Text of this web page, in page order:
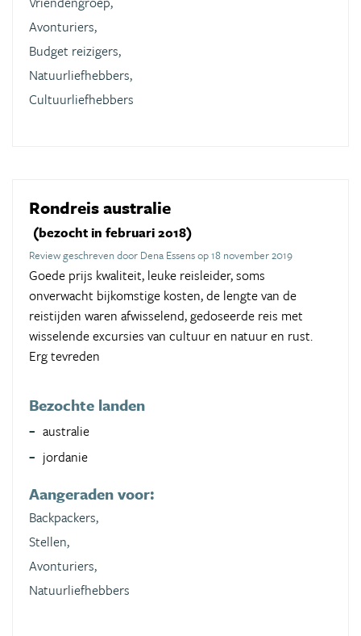
Avonturiers,
Budget reizigers,
Natuurliefhebbers,
Cultuurliefhebbers
Rondreis australie
(bezocht in februari 2018)
Review geschreven door Dena Essens op 18 november 2019
Goede prijs kwaliteit, leuke reisleider, soms
onverwacht bijkomstige kosten, de lengte van de
reistijden waren afwisselend, gedoseerde reis met
wisselende excursies van cultuur en natuur en rust.
Erg tevreden
Bezochte landen
australie
jordanie
Aangeraden voor:
Backpackers,
Stellen,
Avonturiers,
Natuurliefhebbers